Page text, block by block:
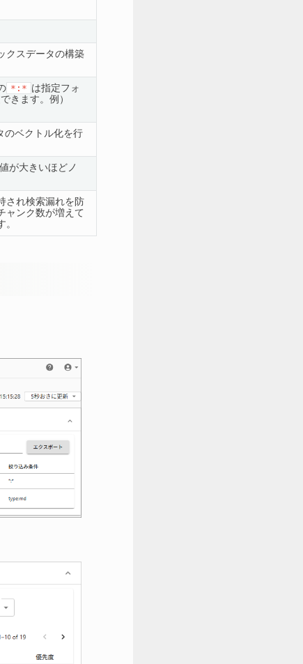
クスデータの構築
*:* は指定フォ
きます。例）
のベクトル化を行
が大きいほどノ
され検索漏れを防
ャンク数が増えて